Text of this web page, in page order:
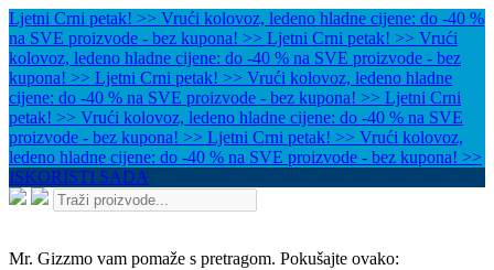
Ljetni Crni petak! >> Vrući kolovoz, ledeno hladne cijene: do -40 %
na SVE proizvode - bez kupona! >> Ljetni Crni petak! >> Vrući
kolovoz, ledeno hladne cijene: do -40 % na SVE proizvode - bez
kupona! >> Ljetni Crni petak! >> Vrući kolovoz, ledeno hladne
cijene: do -40 % na SVE proizvode - bez kupona! >> Ljetni Crni
petak! >> Vrući kolovoz, ledeno hladne cijene: do -40 % na SVE
proizvode - bez kupona! >> Ljetni Crni petak! >> Vrući kolovoz,
ledeno hladne cijene: do -40 % na SVE proizvode - bez kupona! >>
ISKORISTI SADA
Mr. Gizzmo vam pomaže s pretragom. Pokušajte ovako: